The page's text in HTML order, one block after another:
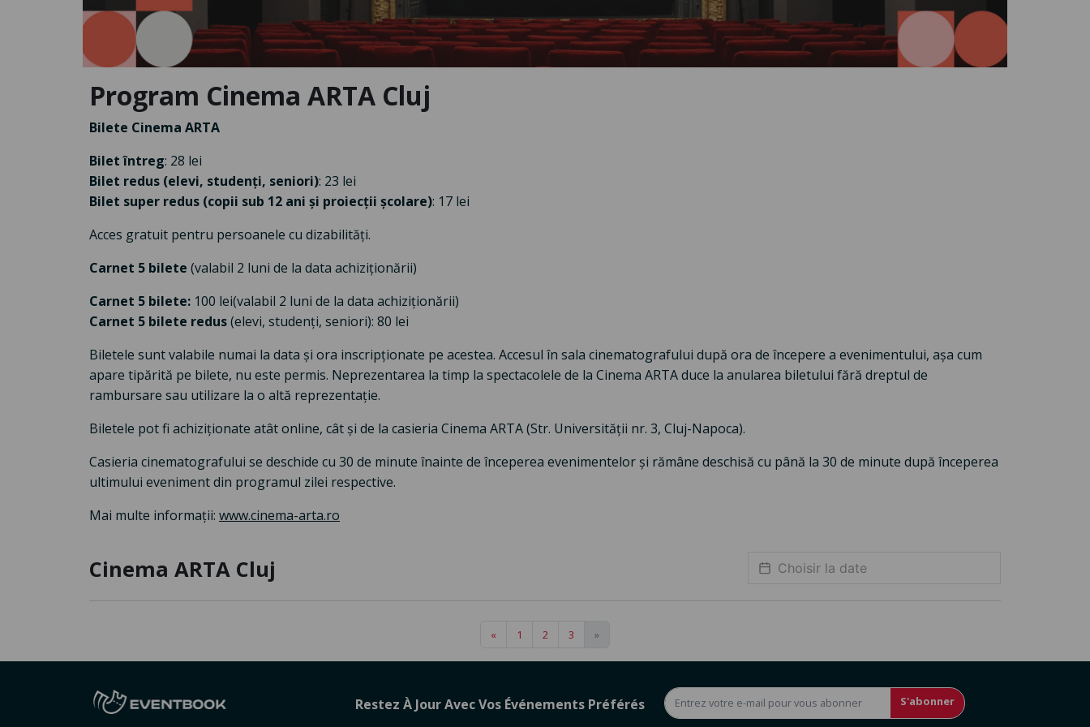
Program Cinema ARTA Cluj
Bilete Cinema ARTA
Bilet întreg: 28 lei
Bilet redus (elevi, studenți, seniori): 23 lei
Bilet super redus (copii sub 12 ani și proiecții școlare): 17 lei
Acces gratuit pentru persoanele cu dizabilități.
Carnet 5 bilete (valabil 2 luni de la data achiziționării)
Carnet 5 bilete: 100 lei(valabil 2 luni de la data achiziționării)
Carnet 5 bilete redus(elevi, studenți, seniori): 80 lei
Biletele sunt valabile numai la data și ora inscripționate pe acestea. Accesul în sala cinematografului după ora de începere a evenimentului, așa cum
apare tipărită pe bilete, nu este permis. Neprezentarea la timp la spectacolele de la Cinema ARTA duce la anularea biletului fără dreptul de
rambursare sau utilizare la o altă reprezentație.
Biletele pot fi achiziționate atât online, cât și de la casieria Cinema ARTA (Str. Universității nr. 3, Cluj-Napoca).
Casieria cinematografului se deschide cu 30 de minute înainte de începerea evenimentelor și rămâne deschisă cu până la 30 de minute după începerea
ultimului eveniment din programul zilei respective.
Mai multe informații: www.cinema-arta.ro
Cinema ARTA Cluj
« 1 2 3 »
Restez À Jour Avec Vos Événements Préférés S'abonner